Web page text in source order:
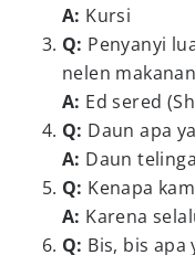
A: Kursi
Q: Penyanyi
nelen
A: Ed sered
Q: Daun apa
A: Daun telinga
Q: Kenapa
A: Karena
Q: Bis, bis apa